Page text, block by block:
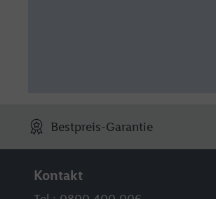
Bestpreis-Garantie
Kontakt